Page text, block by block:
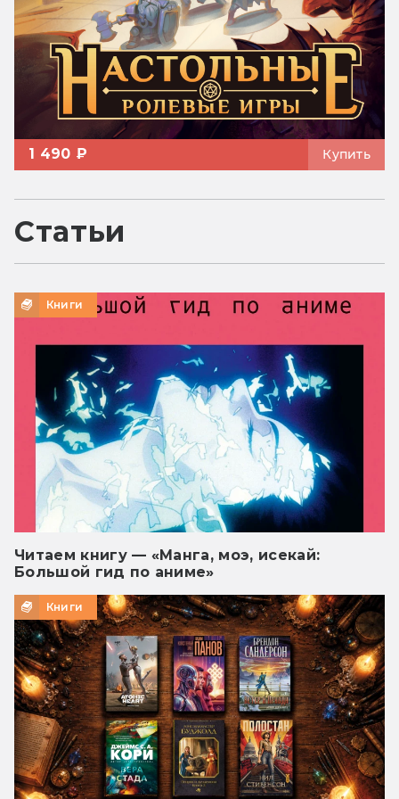
1 490 ₽ Купить
Статьи
Книги
Читаем книгу — «Манга, моэ, исекай:
Большой гид по аниме»
Книги